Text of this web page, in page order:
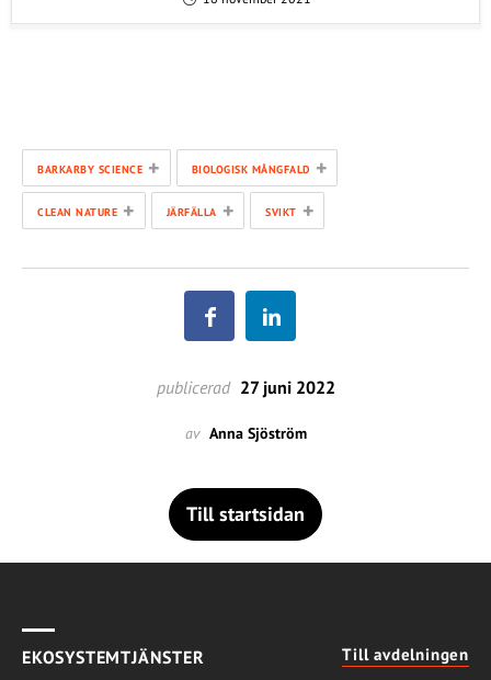
BARKARBY SCIENCE + BIOLOGISK MÅNGFALD +
CLEAN NATURE + JÄRFÄLLA + SVIKT +
publicerad 27 juni 2022
av Anna Sjöström
Till startsidan
EKOSYSTEMTJÄNSTER Till avdelningen